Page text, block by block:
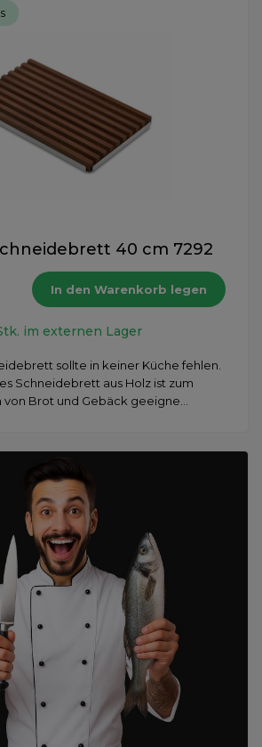
40 cm 7292
In den Warenkorb legen
im externen Lager
sollte in keiner Küche fehlen.
Schneidebrett aus Holz ist zum
Brot und Gebäck geeigne...